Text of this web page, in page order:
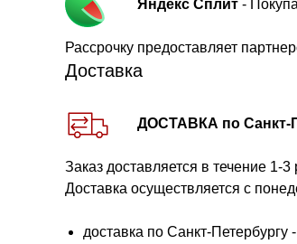
Яндекс Сплит -
Рассрочку предоставляет
Доставка
ДОСТАВКА по Санкт-
Заказ доставляется в течение 1-3
Доставка осуществляется с
доставка по Санкт-Петербургу